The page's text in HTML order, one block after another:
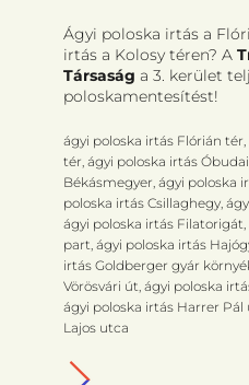
Ágyi poloska irtás a
irtás a Kolosy téren? A
Társaság a 3. kerület
poloskamentesítést!
ágyi poloska irtás Flórián
tér, ágyi poloska irtás
Békásmegyer, ágyi poloska
poloska irtás Csillaghegy,
ágyi poloska irtás
part, ágyi poloska irtás
irtás Goldberger gyár
Vörösvári út, ágyi poloska
ágyi poloska irtás Harrer Pál
Lajos utca